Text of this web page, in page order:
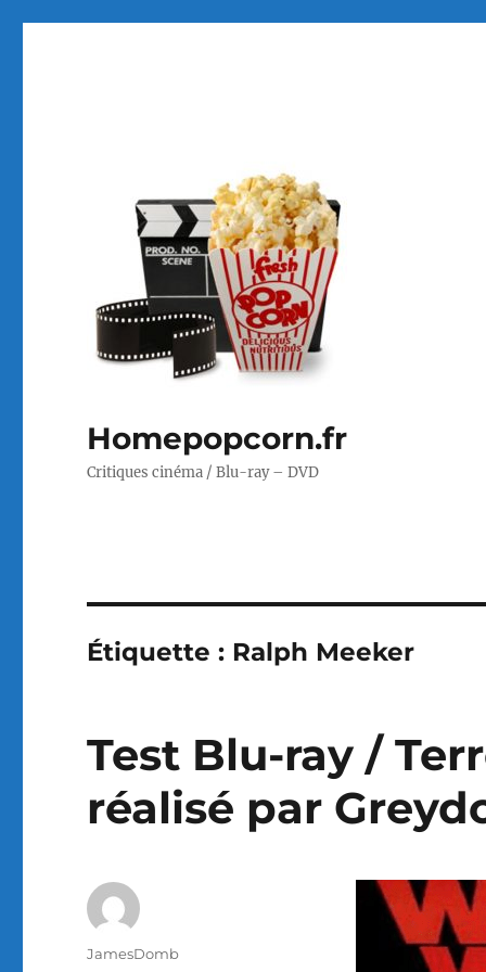
Homepopcorn.fr
Critiques cinéma / Blu-ray – DVD
Étiquette : Ralph Meeker
Test Blu-ray /
réalisé par
Auteur
JamesDomb